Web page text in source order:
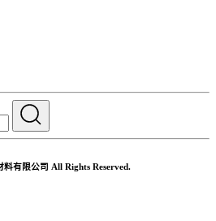
有限公司 All Rights Reserved.